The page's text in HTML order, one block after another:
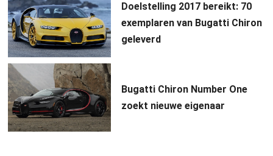
Doelstelling 2017 bereikt: 70
exemplaren van Bugatti Chiron
geleverd
Bugatti Chiron Number One
zoekt nieuwe eigenaar